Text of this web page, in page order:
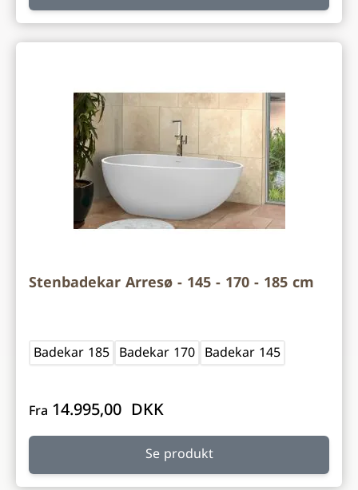
Stenbadekar Arresø - 145 - 170 - 185 cm
Badekar 185 Badekar 170 Badekar 145
Fra 14.995,00 DKK
Se produkt